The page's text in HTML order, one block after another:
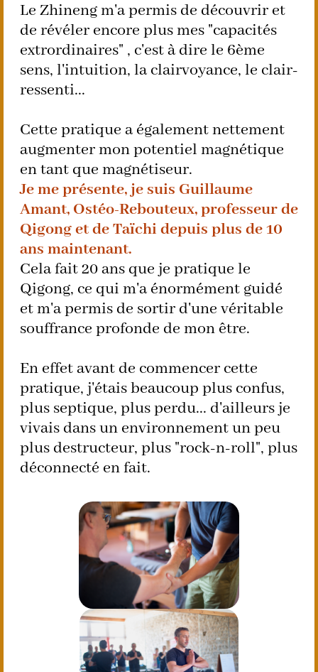
Le Zhineng m'a permis de découvrir et
de révéler encore plus mes "capacités
extrordinaires" , c'est à dire le 6ème
sens, l'intuition, la clairvoyance, le clair-
ressenti...
Cette pratique a également nettement
augmenter mon potentiel magnétique
en tant que magnétiseur.
Je me présente, je suis Guillaume
Amant, Ostéo-Rebouteux, professeur de
Qigong et de Taïchi depuis plus de 10
ans maintenant.
Cela fait 20 ans que je pratique le
Qigong, ce qui m'a énormément guidé
et m'a permis de sortir d'une véritable
souffrance profonde de mon être.
En effet avant de commencer cette
pratique, j'étais beaucoup plus confus,
plus septique, plus perdu... d'ailleurs je
vivais dans un environnement un peu
plus destructeur, plus "rock-n-roll", plus
déconnecté en fait.